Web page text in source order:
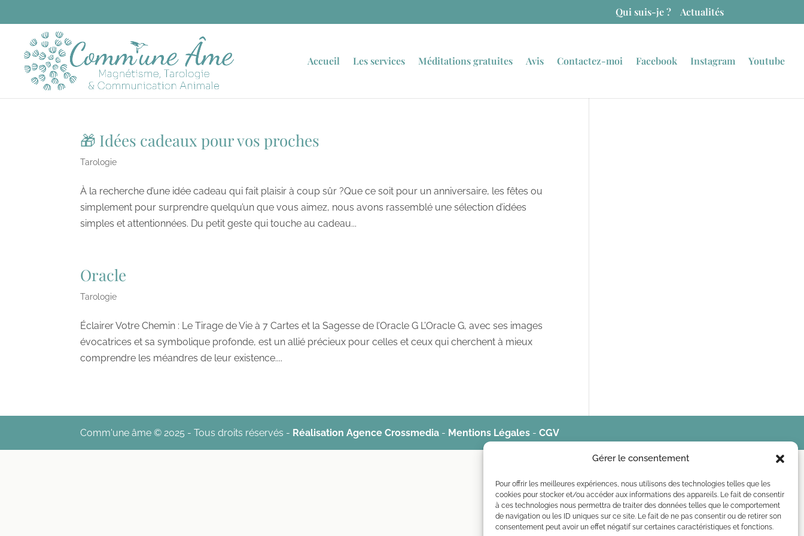
Gérer le consentement
Pour offrir les meilleures expériences, nous utilisons des technologies telles que les
cookies pour stocker et/ou accéder aux informations des appareils. Le fait de consentir
à ces technologies nous permettra de traiter des données telles que le comportement
de navigation ou les ID uniques sur ce site. Le fait de ne pas consentir ou de retirer son
consentement peut avoir un effet négatif sur certaines caractéristiques et fonctions.
Qui suis-je ? Actualités
Accueil Les services Méditations gratuites Avis Contactez-moi Facebook Instagram Youtube
🎁 Idées cadeaux pour vos proches
Tarologie
À la recherche d’une idée cadeau qui fait plaisir à coup sûr ?Que ce soit pour un anniversaire, les fêtes ou
simplement pour surprendre quelqu’un que vous aimez, nous avons rassemblé une sélection d’idées
simples et attentionnées. Du petit geste qui touche au cadeau...
Oracle
Tarologie
Éclairer Votre Chemin : Le Tirage de Vie à 7 Cartes et la Sagesse de l’Oracle G L’Oracle G, avec ses images
évocatrices et sa symbolique profonde, est un allié précieux pour celles et ceux qui cherchent à mieux
comprendre les méandres de leur existence....
Comm'une âme © 2025 - Tous droits réservés - Réalisation Agence Crossmedia - Mentions Légales -CGV